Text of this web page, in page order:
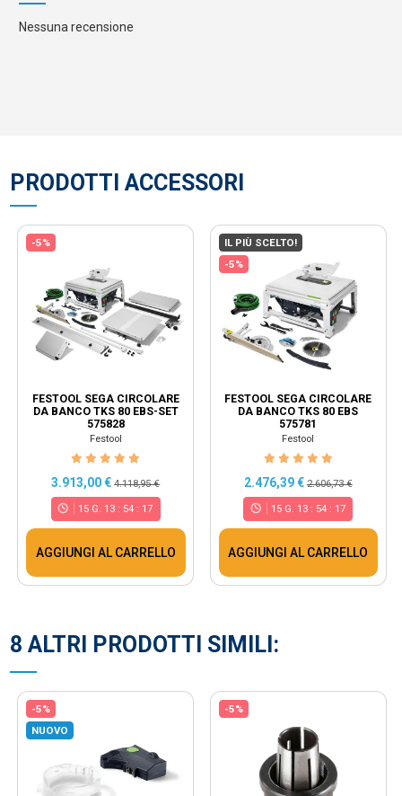
Nessuna recensione
PRODOTTI ACCESSORI
-5%
FESTOOL SEGA CIRCOLARE
DA BANCO TKS 80 EBS-SET
575828
Festool
3.913,00 €4.118,95 €
15 G. 13 : 54 : 17
AGGIUNGI AL CARRELLO
IL PIÙ SCELTO!
-5%
FESTOOL SEGA CIRCOLARE
DA BANCO TKS 80 EBS
575781
Festool
2.476,39 €2.606,73 €
15G. 13: 54: 17
AGGIUNGI AL CARRELLO
8 ALTRI PRODOTTI SIMILI:
-5%
NUOVO
-5%